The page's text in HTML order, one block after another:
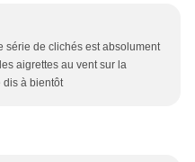
série de clichés est absolument
aigrettes au vent sur la
dis à bientôt